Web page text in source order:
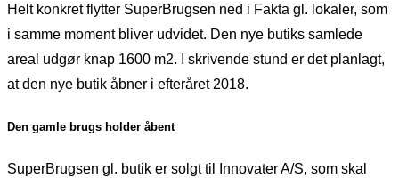
Helt konkret flytter SuperBrugsen ned i Fakta gl. lokaler, som
i samme moment bliver udvidet. Den nye butiks samlede
areal udgør knap 1600 m2. I skrivende stund er det planlagt,
at den nye butik åbner i efteråret 2018.
Den gamle brugs holder åbent
SuperBrugsen gl. butik er solgt til Innovater A/S, som skal